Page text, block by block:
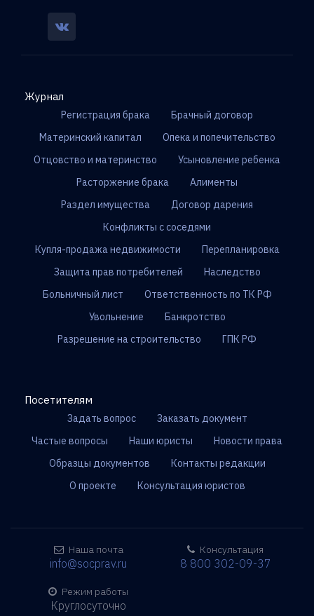
Журнал
Регистрация брака
Брачный договор
Материнский капитал
Опека и попечительство
Отцовство и материнство
Усыновление ребенка
Расторжение брака
Алименты
Раздел имущества
Договор дарения
Конфликты с соседями
Купля-продажа недвижимости
Перепланировка
Защита прав потребителей
Наследство
Больничный лист
Ответственность по ТК РФ
Увольнение
Банкротство
Разрешение на строительство
ГПК РФ
Посетителям
Задать вопрос
Заказать документ
Частые вопросы
Наши юристы
Новости права
Образцы документов
Контакты редакции
О проекте
Консультация юристов
Наша почта
info@socprav.ru
Режим работы
Круглосуточно
Консультация
8 800 302-09-37